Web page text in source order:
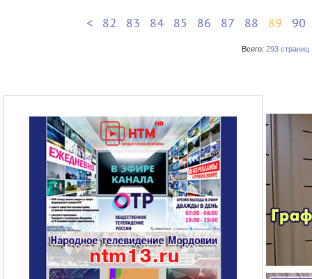
< 82 83 84 85 86 87 88 89 90
Всего: 293 страниц